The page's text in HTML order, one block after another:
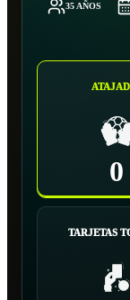
35 AÑOS
0
TARJETAS